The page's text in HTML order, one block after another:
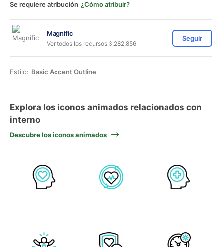
Se requiere atribución ¿Cómo atribuir?
Magnific
Ver todos los recursos 3,282,856
Seguir
Estilo: Basic Accent Outline
Explora los iconos animados relacionados con
interno
Descubre los iconos animados